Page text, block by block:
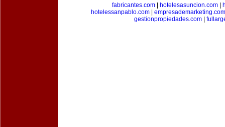
fabricantes.com
hotelesasuncion.com
hotelessanpablo.com| empresademarketing.com
gestionpropiedades.com